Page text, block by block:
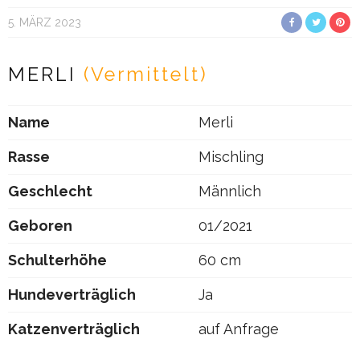
5. MÄRZ 2023
MERLI (Vermittelt)
Name Merli
Rasse Mischling
Geschlecht Männlich
Geboren 01/2021
Schulterhöhe 60 cm
Hundeverträglich Ja
Katzenverträglich auf Anfrage